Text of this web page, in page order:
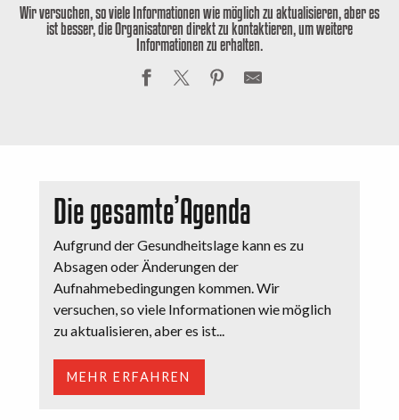
Wir versuchen, so viele Informationen wie möglich zu aktualisieren, aber es
ist besser, die Organisatoren direkt zu kontaktieren, um weitere
Informationen zu erhalten.
Die gesamte’Agenda
Aufgrund der Gesundheitslage kann es zu
Absagen oder Änderungen der
Aufnahmebedingungen kommen. Wir
versuchen, so viele Informationen wie möglich
zu aktualisieren, aber es ist...
MEHR ERFAHREN